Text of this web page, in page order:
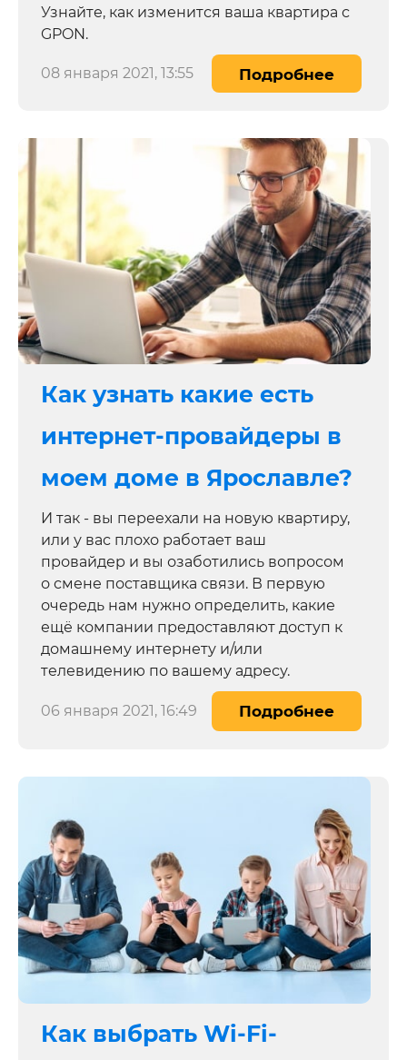
Узнайте, как изменится ваша квартира с
GPON.
08 января 2021, 13:55 Подробнее
Как узнать какие есть
интернет-провайдеры в
моем доме в Ярославле?
И так - вы переехали на новую квартиру,
или у вас плохо работает ваш
провайдер и вы озаботились вопросом
о смене поставщика связи. В первую
очередь нам нужно определить, какие
ещё компании предоставляют доступ к
домашнему интернету и/или
телевидению по вашему адресу.
06 января 2021, 16:49 Подробнее
Как выбрать Wi-Fi-